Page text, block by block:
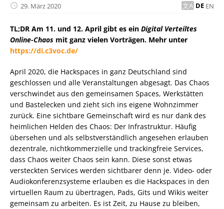
29. März 2020 DE EN
TL;DR Am 11. und 12. April gibt es ein Digital Verteiltes
Online-Chaos mit ganz vielen Vorträgen. Mehr unter
https://di.c3voc.de/
April 2020, die Hackspaces in ganz Deutschland sind
geschlossen und alle Veranstaltungen abgesagt. Das Chaos
verschwindet aus den gemeinsamen Spaces, Werkstätten
und Bastelecken und zieht sich ins eigene Wohnzimmer
zurück. Eine sichtbare Gemeinschaft wird es nur dank des
heimlichen Helden des Chaos: Der Infrastruktur. Häufig
übersehen und als selbstverständlich angesehen erlauben
dezentrale, nichtkommerzielle und trackingfreie Services,
dass Chaos weiter Chaos sein kann. Diese sonst etwas
versteckten Services werden sichtbarer denn je. Video- oder
Audiokonferenzsysteme erlauben es die Hackspaces in den
virtuellen Raum zu übertragen, Pads, Gits und Wikis weiter
gemeinsam zu arbeiten. Es ist Zeit, zu Hause zu bleiben,